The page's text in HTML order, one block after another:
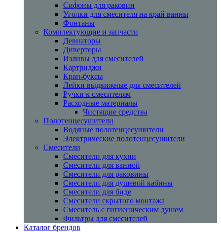
Сифоны для раковин
Уголки для смесителя на край ванны
Фонтаны
Комплектующие и запчасти
Девиаторы
Диверторы
Изливы для смесителей
Картриджи
Кран-буксы
Лейки выдвижные для смесителей
Ручки к смесителям
Расходные материалы
Чистящие средства
Полотенцесушители
Водяные полотенцесушители
Электрические полотенцесушители
Смесители
Смесители для кухни
Смесители для ванной
Смесители для раковины
Смесители для душевой кабины
Смесители для биде
Смесители скрытого монтажа
Смеситель с гигиеническим душем
Фильтры для смесителей
Каталог брендов